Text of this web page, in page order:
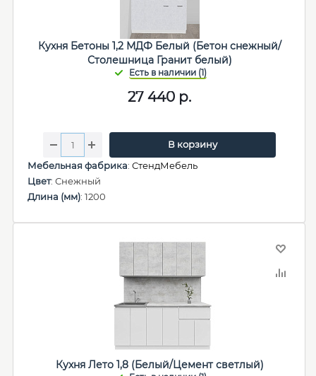
Кухня Бетоны 1,2 МДФ Белый (Бетон снежный/
Столешница Гранит белый)
27 440 р.
В корзину
Мебельная фабрика: СтендМебель
Цвет: Снежный
Длина (мм): 1200
Кухня Лето 1,8 (Белый/Цемент светлый)